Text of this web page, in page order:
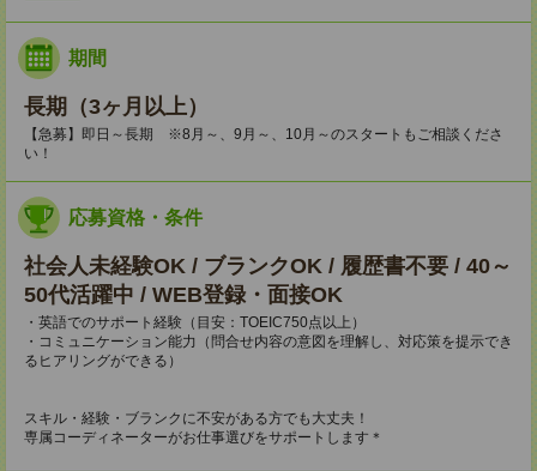
期間
長期（3ヶ月以上）
【急募】即日～長期 ※8月～、9月～、10月～のスタートもご相談くださ
い！
応募資格・条件
社会人未経験OK / ブランクOK / 履歴書不要 / 40～
50代活躍中 / WEB登録・面接OK
・英語でのサポート経験（目安：TOEIC750点以上）
・コミュニケーション能力（問合せ内容の意図を理解し、対応策を提示でき
るヒアリングができる）
スキル・経験・ブランクに不安がある方でも大丈夫！
専属コーディネーターがお仕事選びをサポートします＊